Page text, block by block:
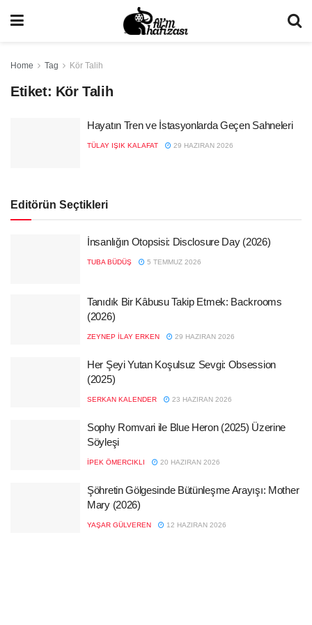
Home Tag Kör Talih
Etiket: Kör Talih
Hayatın Tren ve İstasyonlarda Geçen Sahneleri
TÜLAY IŞIK KALAFAT 29 HAZIRAN 2026
Editörün Seçtikleri
İnsanlığın Otopsisi: Disclosure Day (2026)
TUBA BÜDÜŞ 5 TEMMUZ 2026
Tanıdık Bir Kâbusu Takip Etmek: Backrooms
(2026)
ZEYNEP İLAY ERKEN 29 HAZIRAN 2026
Her Şeyi Yutan Koşulsuz Sevgi: Obsession
(2025)
SERKAN KALENDER 23 HAZIRAN 2026
Sophy Romvari ile Blue Heron (2025) Üzerine
Söyleşi
İPEK ÖMERCIKLI 20 HAZIRAN 2026
Şöhretin Gölgesinde Bütünleşme Arayışı: Mother
Mary (2026)
YAŞAR GÜLVEREN 12 HAZIRAN 2026